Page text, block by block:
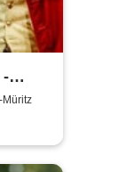
-
Müritz